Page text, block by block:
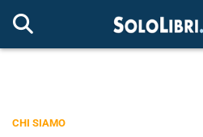
CHI SIAMO